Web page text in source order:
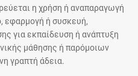
η χρήση ή αναπαραγωγή
εφαρμογή ή συσκευή,
για εκπαίδευση ή ανάπτυξη
μάθησης ή παρόμοιων
γραπτή άδεια.